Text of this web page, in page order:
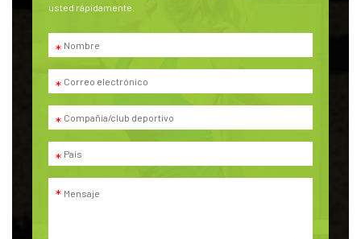
usted rápidamente.